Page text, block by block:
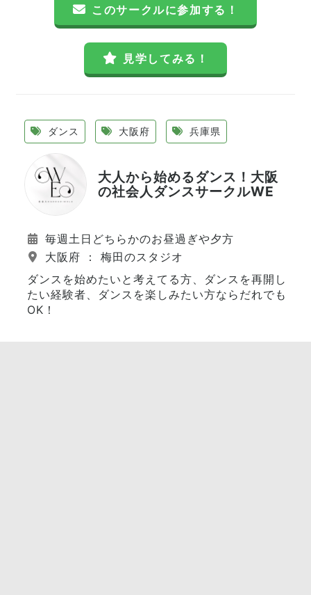
このサークルに参加する！
見学してみる！
ダンス 大阪府 兵庫県
大人から始めるダンス！大阪
の社会人ダンスサークルWE
毎週土日どちらかのお昼過ぎや夕方
大阪府 ： 梅田のスタジオ
ダンスを始めたいと考えてる方、ダンスを再開し
たい経験者、ダンスを楽しみたい方ならだれでも
OK！